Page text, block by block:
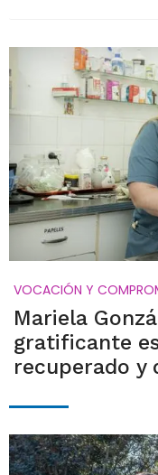
VOCACIÓN Y
Mariela
gratificante
recuperado y